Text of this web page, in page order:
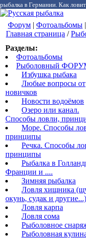
рыбалка в Германии. Как
Форум | Фотоальбомы |
Главная страница /
Разделы:
Фотоальбомы
Рыболовный
Избушка рыбака
Любые вопросы от
новичков
Новости водоёмов
Озеро или канал.
Способы ловли,
Море. Способы
принципы
Речка. Способы
принципы
Рыбалка в
Франции и ....
Зимняя рыбалка
Ловля хищника
окунь, судак и другие...)
Ловля карпа
Ловля сома
Рыболовное
Рыболовная